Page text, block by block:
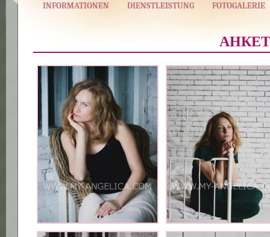
INFORMATIONEN DIENSTLEISTUNG FOTOGALERIE